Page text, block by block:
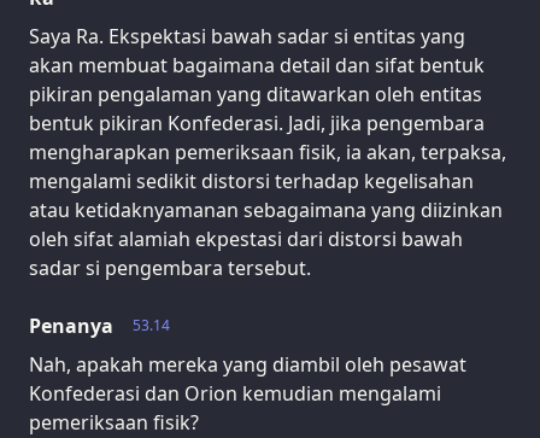
Saya Ra. Ekspektasi bawah sadar si entitas yang
akan membuat bagaimana detail dan sifat bentuk
pikiran pengalaman yang ditawarkan oleh entitas
bentuk pikiran Konfederasi. Jadi, jika pengembara
mengharapkan pemeriksaan fisik, ia akan, terpaksa,
mengalami sedikit distorsi terhadap kegelisahan
atau ketidaknyamanan sebagaimana yang diizinkan
oleh sifat alamiah ekpestasi dari distorsi bawah
sadar si pengembara tersebut.
53.14
Penanya
Nah, apakah mereka yang diambil oleh pesawat
Konfederasi dan Orion kemudian mengalami
pemeriksaan fisik?